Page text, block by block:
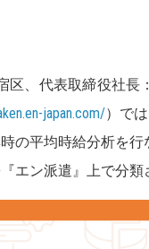
区、代表取締役社
japan.com/）で
の平均時給分析を
エン派遣』上で分類